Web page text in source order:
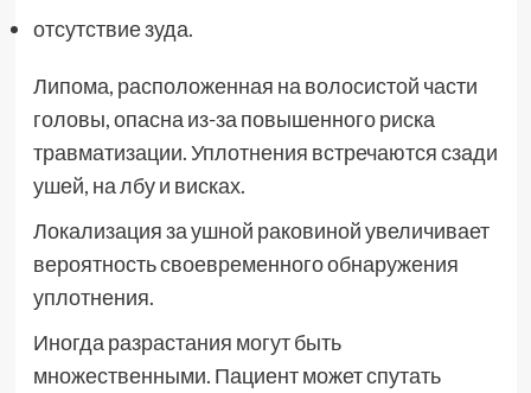
отсутствие зуда.
Липома, расположенная на волосистой части
головы, опасна из-за повышенного риска
травматизации. Уплотнения встречаются сзади
ушей, на лбу и висках.
Локализация за ушной раковиной увеличивает
вероятность своевременного обнаружения
уплотнения.
Иногда разрастания могут быть
множественными. Пациент может спутать